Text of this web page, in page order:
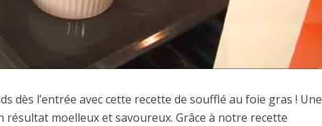
dès l’entrée avec cette recette de soufflé au foie gras ! Une
moelleux et savoureux. Grâce à notre recette